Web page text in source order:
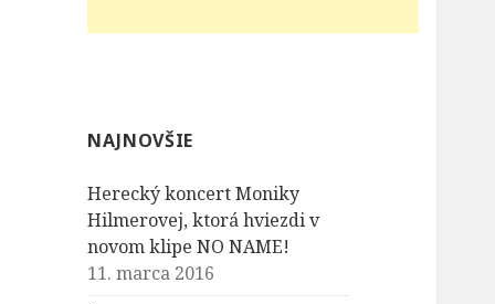
NAJNOVŠIE
Herecký koncert Moniky
Hilmerovej, ktorá hviezdi v
novom klipe NO NAME!
11. marca 2016